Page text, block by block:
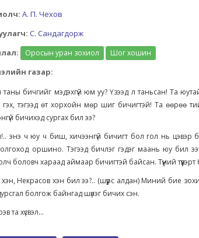
А. П. Чехов
С. Сандагдорж
Оросын уран зохиол Шог хошин
газар:
бичгийг мэдэхгүй юм уу? Үзээд л таньсан! Та
тэгээд өт хорхойн мөр шиг бичигтэй! Та өөрөө
бичихэд сургах бил ээ?
энэ ч юу ч биш, хичээнгүй бичигт бол гол нь цэвэр
оршино. Тэгээд бичлэг гэдэг маань юу бил
боловч хараад аймаар бичигтэй байсан. Түүний түүвэрт
Некрасов хэн бил ээ?.. (шүүрс алдан) Миний бие
болгож байнгад шүлэг бичих сэн.
та хүсвэл...